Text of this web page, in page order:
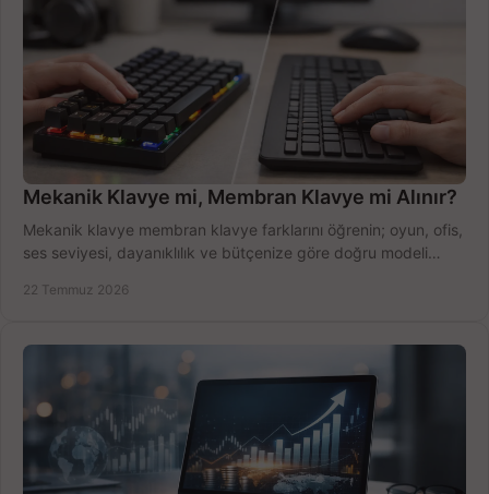
Mekanik Klavye mi, Membran Klavye mi Alınır?
Mekanik klavye membran klavye farklarını öğrenin; oyun, ofis,
ses seviyesi, dayanıklılık ve bütçenize göre doğru modeli
22 Temmuz 2026